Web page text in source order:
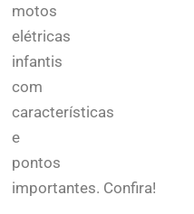
motos
elétricas
infantis
com
características
e
pontos
importantes. Confira!